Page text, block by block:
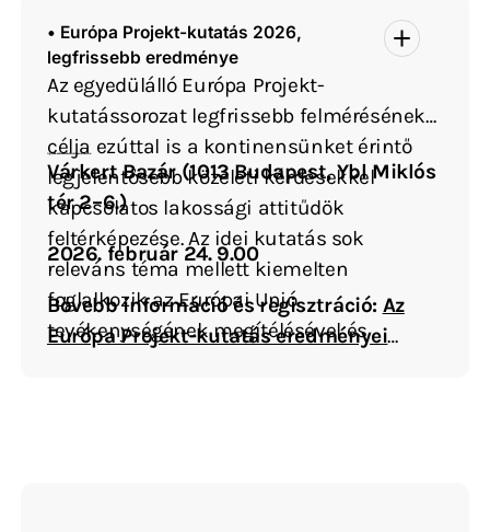
• Európa Projekt-kutatás 2026,
legfrissebb eredménye
Az egyedülálló Európa Projekt-
kutatássorozat legfrissebb felmérésének
célja ezúttal is a kontinensünket érintő
legjelentősebb közéleti kérdésekkel
kapcsolatos lakossági attitűdök
feltérképezése. Az idei kutatás sok
releváns téma mellett kiemelten
foglalkozik az Európai Unió
tevékenységének megítélésével és
A legfrissebb adatok bemutatására az alábbiak szerint kerül sor:
Várkert Bazár (1013 Budapest, Ybl Miklós
tér 2–6.)
2026. február 24. 9.00
Bővebb információ és regisztráció: Az
Európa Projekt-kutatás eredményei